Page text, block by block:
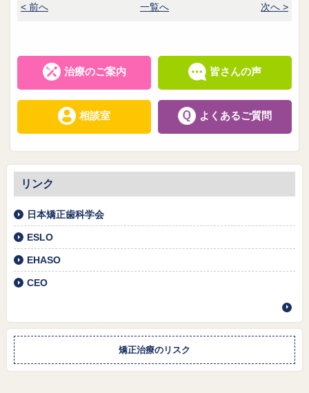
< 前へ 一覧へ 次へ >
治療のご案内 皆さんの声
相談室 よくあるご質問
リンク
日本矯正歯科学会
ESLO
EHASO
CEO
矯正治療のリスク